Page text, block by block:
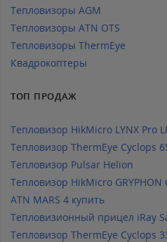
Тепловизоры AGM
Тепловизоры ATN OTS
Тепловизоры ThermEye
Квадрокоптеры
ТОП ПРОДАЖ
Тепловизор HikMicro LYNX Pro
Тепловизор ThermEye Cyclops
Тепловизор Pulsar Helion
Тепловизор HikMicro GRYPHON
ATN MARS 4 купить
Тепловизионный прицел iRay
Тепловизор ThermEye Cyclops